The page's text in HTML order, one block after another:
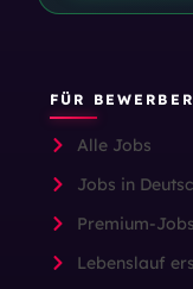
FÜR BEWERBER
Alle Jobs
Jobs in
Premium-Jobs
Lebenslauf